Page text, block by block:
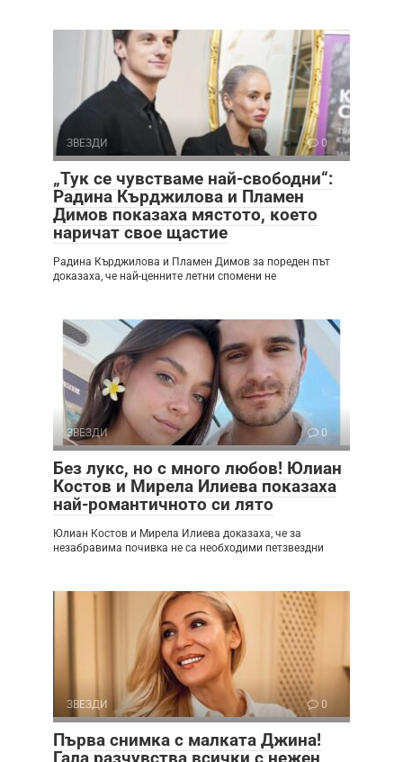
ЗВЕЗДИ 0
„Тук се чувстваме най-свободни“:
Радина Кърджилова и Пламен
Димов показаха мястото, което
наричат свое щастие
Радина Кърджилова и Пламен Димов за пореден път
доказаха, че най-ценните летни спомени не
ЗВЕЗДИ 0
Без лукс, но с много любов! Юлиан
Костов и Мирела Илиева показаха
най-романтичното си лято
Юлиан Костов и Мирела Илиева доказаха, че за
незабравима почивка не са необходими петзвездни
ЗВЕЗДИ 0
Първа снимка с малката Джина!